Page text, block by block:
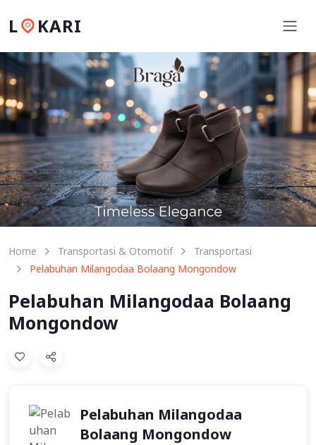
L KARI
Home Transportasi & Otomotif
Transportasi
Pelabuhan Milangodaa Bolaang Mongondow
Pelabuhan Milangodaa Bolaang
Mongondow
Pelabuhan Milangodaa
Bolaang Mongondow